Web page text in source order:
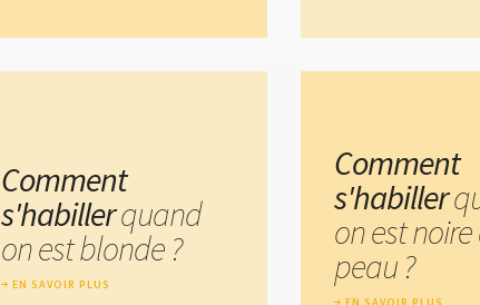
Comment
s'habillerquand
on est blonde ?
EN SAVOIR PLUS
Comment
s'habiller
on est
peau ?
EN SAVOIR PLUS